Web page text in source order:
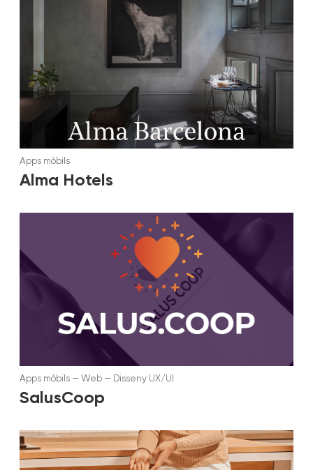
Apps mòbils
Alma Hotels
Apps mòbils — Web — Disseny UX/UI
SalusCoop